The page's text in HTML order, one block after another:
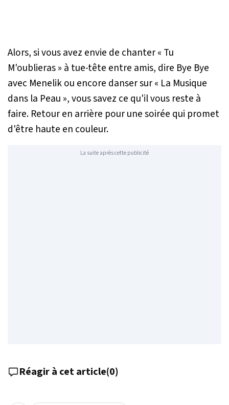
Alors, si vous avez envie de chanter « Tu
M'oublieras » à tue-tête entre amis, dire Bye Bye
avec Menelik ou encore danser sur « La Musique
dans la Peau », vous savez ce qu'il vous reste à
faire. Retour en arrière pour une soirée qui promet
d'être haute en couleur.
La suite après cette publicité
Réagir à cet article(0)